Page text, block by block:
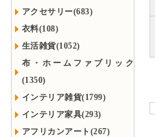
アクセサリー(683)
衣料(108)
生活雑貨(1052)
布・ホームファブリック
(1350)
インテリア雑貨(1799)
インテリア家具(293)
アフリカンアート(267)